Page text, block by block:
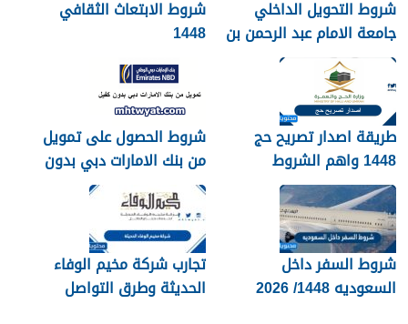
شروط التحويل الداخلي
جامعة الامام عبد الرحمن بن
فيصل 1448
شروط الابتعاث الثقافي
1448
طريقة اصدار تصريح حج
1448 واهم الشروط
المطلوبة بالتفصيل
شروط الحصول على تمويل
من بنك الامارات دبي بدون
كفيل 1448
شروط السفر داخل
السعوديه 1448/ 2026
تجارب شركة مخيم الوفاء
الحديثة وطرق التواصل